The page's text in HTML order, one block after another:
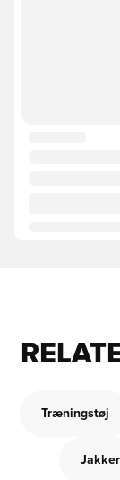
Træningstøj